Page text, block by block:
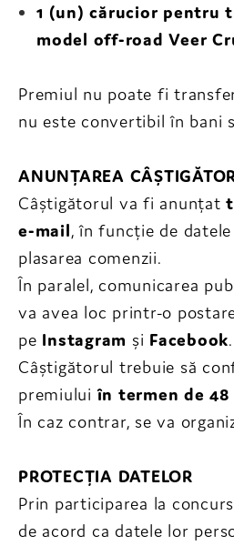
1 (un) cărucior pentru
model off-road Veer
Premiul nu poate fi
nu este convertibil în bani
ANUNȚAREA
Câștigătorul va fi anunțat
e-mail, în funcție de
plasarea comenzii.
În paralel, comunicarea
va avea loc printr-o
pe Instagram și Facebook.
Câștigătorul trebuie să
premiuluiîn termen de 48
În caz contrar, se va
PROTECȚIA DATELOR
Prin participarea la
de acord ca datele lor